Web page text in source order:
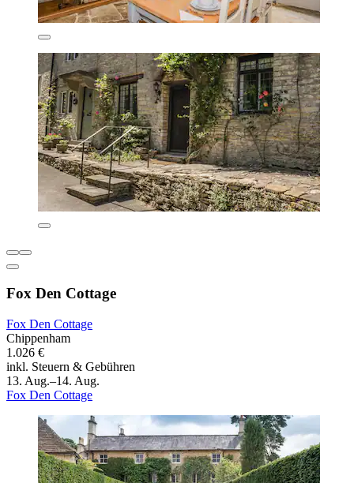
Fox Den Cottage
Fox Den Cottage
Chippenham
1.026 €
inkl. Steuern & Gebühren
13. Aug.–14. Aug.
Fox Den Cottage